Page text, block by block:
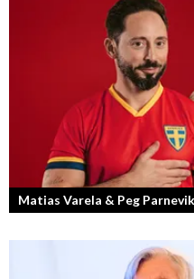
Från bloggare till influencer och
en kvinnlig entreprenör med en
Matias Varela & Peg Parnevik
Här i Sverige så finns det en
världen och många svenskar har